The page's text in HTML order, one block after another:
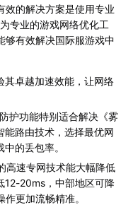
效的解决方案是使用专业
专业的游戏网络优化工
够有效解决国际服游戏中
其卓越加速效能，让网络
护功能特别适合解决《雾
能路由技术，选择最优网
的丢包率。
高速专网技术能大幅降低
12-20ms，中部地区可降
更加流畅精准。